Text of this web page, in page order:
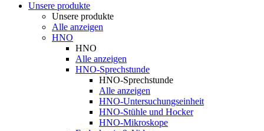
Unsere produkte
Unsere produkte
Alle anzeigen
HNO
HNO
Alle anzeigen
HNO-Sprechstunde
HNO-Sprechstunde
Alle anzeigen
HNO-Untersuchungseinheit
HNO-Stühle und Hocker
HNO-Mikroskope